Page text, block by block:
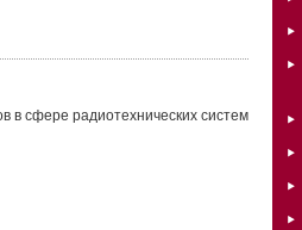
в сфере радиотехнических систем